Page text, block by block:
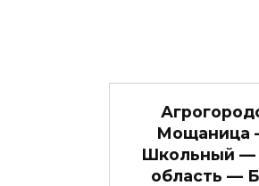
Мощаница
Школьный —
область —